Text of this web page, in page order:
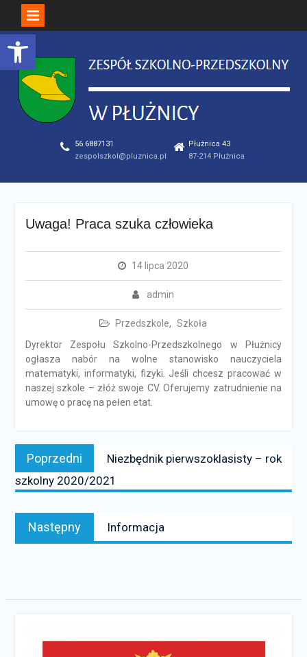
Open toolbar
Skip
to
content
56 6887131
zespolszkol@pluznica.pl
Płużnica 43
87-214 Płużnica
Uwaga! Praca szuka człowieka
14 lipca 2020
admin
Przedszkole, Szkoła
Dyrektor Zespołu Szkolno-Przedszkolnego w Płużnicy
ogłasza nabór na wolne stanowisko nauczyciela
matematyki, informatyki, fizyki. Jeśli chcesz pracować w
naszej szkole – złóż swoje CV. Oferujemy zatrudnienie na
umowę o pracę na pełen etat.
Nawigacja
wpisu
Poprzedni
news:
Niezbędnik pierwszoklasisty – rok
szkolny 2020/2021
Następny
Następny
news:
Informacja